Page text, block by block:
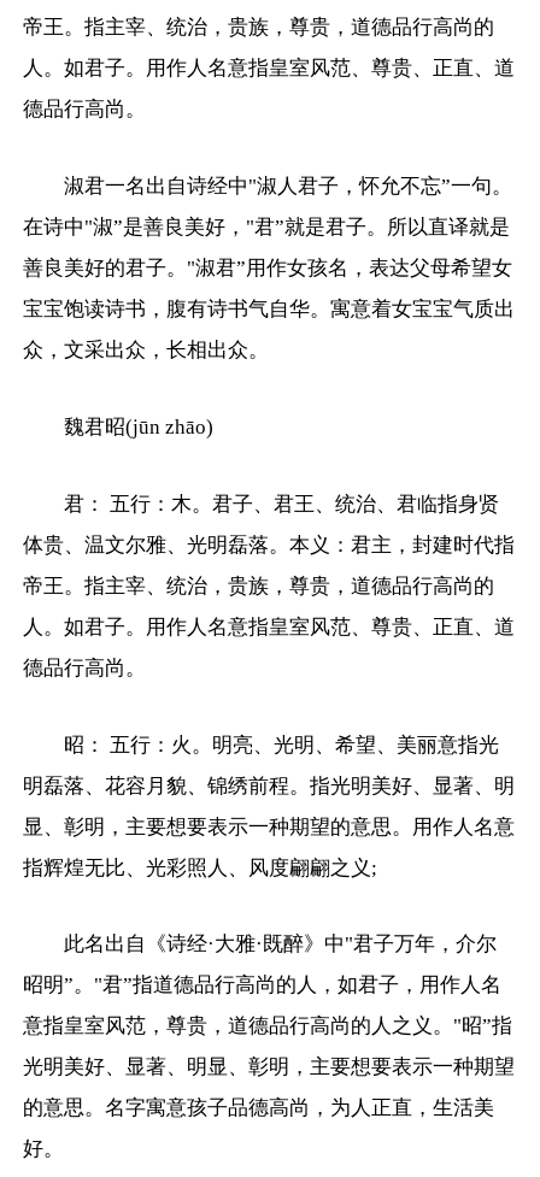
帝王。指主宰、统治，贵族，尊贵，道德品行高尚的
人。如君子。用作人名意指皇室风范、尊贵、正直、道
德品行高尚。
淑君一名出自诗经中"淑人君子，怀允不忘”一句。
在诗中"淑”是善良美好，"君”就是君子。所以直译就是
善良美好的君子。"淑君”用作女孩名，表达父母希望女
宝宝饱读诗书，腹有诗书气自华。寓意着女宝宝气质出
众，文采出众，长相出众。
魏君昭(jūn zhāo)
君： 五行：木。君子、君王、统治、君临指身贤
体贵、温文尔雅、光明磊落。本义：君主，封建时代指
帝王。指主宰、统治，贵族，尊贵，道德品行高尚的
人。如君子。用作人名意指皇室风范、尊贵、正直、道
德品行高尚。
昭： 五行：火。明亮、光明、希望、美丽意指光
明磊落、花容月貌、锦绣前程。指光明美好、显著、明
显、彰明，主要想要表示一种期望的意思。用作人名意
指辉煌无比、光彩照人、风度翩翩之义;
此名出自《诗经·大雅·既醉》中"君子万年，介尔
昭明”。"君”指道德品行高尚的人，如君子，用作人名
意指皇室风范，尊贵，道德品行高尚的人之义。"昭”指
光明美好、显著、明显、彰明，主要想要表示一种期望
的意思。名字寓意孩子品德高尚，为人正直，生活美
好。